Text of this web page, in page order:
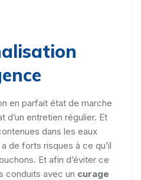
en parfait état de marche
d’un entretien régulier. Et
dans les eaux
de forts risques à ce qu’il
Et afin d’éviter ce
conduits avec un curage